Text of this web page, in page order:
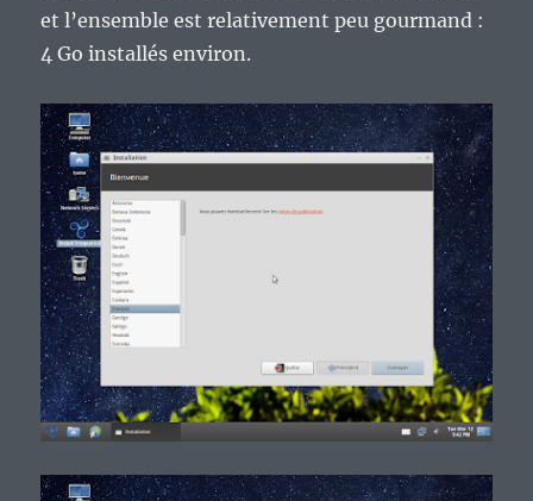
et l’ensemble est relativement peu gourmand :
4 Go installés environ.